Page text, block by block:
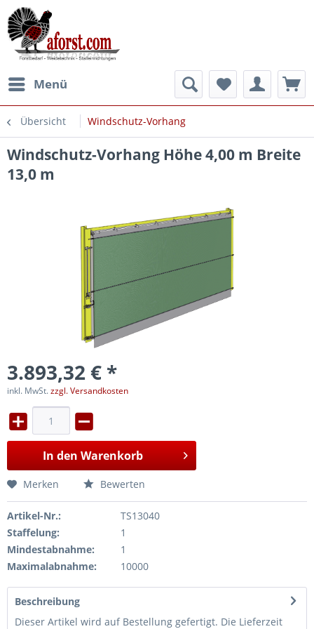
Menü
Übersicht Windschutz-Vorhang
Windschutz-Vorhang Höhe 4,00 m Breite
13,0 m
3.893,32 € *
inkl. MwSt.zzgl. Versandkosten
In den Warenkorb
Merken Bewerten
Artikel-Nr.:
TS13040
Staffelung:
1
Mindestabnahme:
1
Maximalabnahme:
10000
Beschreibung
Dieser Artikel wird auf Bestellung gefertigt. Die Lieferzeit